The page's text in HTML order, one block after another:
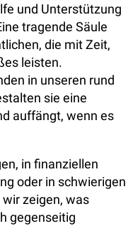
und Unterstützung
tragende Säule
die mit Zeit,
leisten.
in unseren rund
sie eine
auffängt, wenn es
in finanziellen
oder in schwierigen
zeigen, was
gegenseitig